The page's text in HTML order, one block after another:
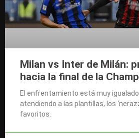
Milan vs Inter de Milán:
hacia la final de la
El enfrentamiento está muy
atendiendo a las plantillas, los
favoritos.